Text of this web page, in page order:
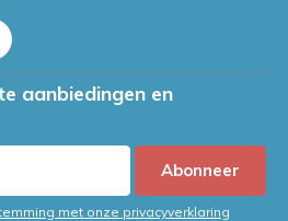
aanbiedingen en
Abonneer
met onze privacyverklaring